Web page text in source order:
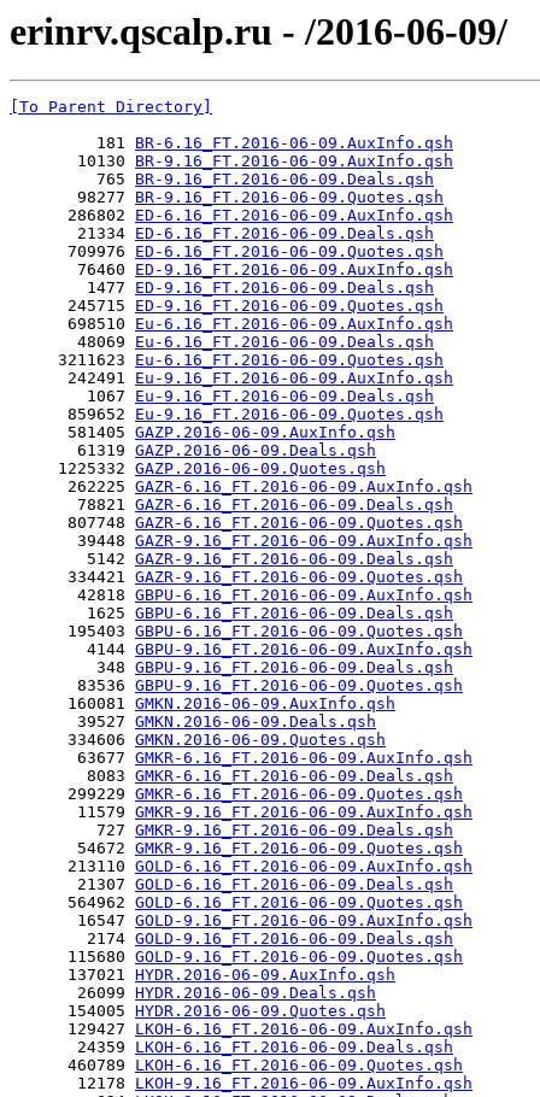
erinrv.qscalp.ru - /2016-06-09/
[To Parent Directory]
         181
BR-6.16_FT.2016-06-09.AuxInfo.qsh
       10130
BR-9.16_FT.2016-06-09.AuxInfo.qsh
         765
BR-9.16_FT.2016-06-09.Deals.qsh
       98277
BR-9.16_FT.2016-06-09.Quotes.qsh
      286802
ED-6.16_FT.2016-06-09.AuxInfo.qsh
       21334
ED-6.16_FT.2016-06-09.Deals.qsh
      709976
ED-6.16_FT.2016-06-09.Quotes.qsh
       76460
ED-9.16_FT.2016-06-09.AuxInfo.qsh
        1477
ED-9.16_FT.2016-06-09.Deals.qsh
      245715
ED-9.16_FT.2016-06-09.Quotes.qsh
      698510
Eu-6.16_FT.2016-06-09.AuxInfo.qsh
       48069
Eu-6.16_FT.2016-06-09.Deals.qsh
     3211623
Eu-6.16_FT.2016-06-09.Quotes.qsh
      242491
Eu-9.16_FT.2016-06-09.AuxInfo.qsh
        1067
Eu-9.16_FT.2016-06-09.Deals.qsh
      859652
Eu-9.16_FT.2016-06-09.Quotes.qsh
      581405
GAZP.2016-06-09.AuxInfo.qsh
       61319
GAZP.2016-06-09.Deals.qsh
     1225332
GAZP.2016-06-09.Quotes.qsh
      262225
GAZR-6.16_FT.2016-06-09.AuxInfo.qsh
       78821
GAZR-6.16_FT.2016-06-09.Deals.qsh
      807748
GAZR-6.16_FT.2016-06-09.Quotes.qsh
       39448
GAZR-9.16_FT.2016-06-09.AuxInfo.qsh
        5142
GAZR-9.16_FT.2016-06-09.Deals.qsh
      334421
GAZR-9.16_FT.2016-06-09.Quotes.qsh
       42818
GBPU-6.16_FT.2016-06-09.AuxInfo.qsh
        1625
GBPU-6.16_FT.2016-06-09.Deals.qsh
      195403
GBPU-6.16_FT.2016-06-09.Quotes.qsh
        4144
GBPU-9.16_FT.2016-06-09.AuxInfo.qsh
         348
GBPU-9.16_FT.2016-06-09.Deals.qsh
       83536
GBPU-9.16_FT.2016-06-09.Quotes.qsh
      160081
GMKN.2016-06-09.AuxInfo.qsh
       39527
GMKN.2016-06-09.Deals.qsh
      334606
GMKN.2016-06-09.Quotes.qsh
       63677
GMKR-6.16_FT.2016-06-09.AuxInfo.qsh
        8083
GMKR-6.16_FT.2016-06-09.Deals.qsh
      299229
GMKR-6.16_FT.2016-06-09.Quotes.qsh
       11579
GMKR-9.16_FT.2016-06-09.AuxInfo.qsh
         727
GMKR-9.16_FT.2016-06-09.Deals.qsh
       54672
GMKR-9.16_FT.2016-06-09.Quotes.qsh
      213110
GOLD-6.16_FT.2016-06-09.AuxInfo.qsh
       21307
GOLD-6.16_FT.2016-06-09.Deals.qsh
      564962
GOLD-6.16_FT.2016-06-09.Quotes.qsh
       16547
GOLD-9.16_FT.2016-06-09.AuxInfo.qsh
        2174
GOLD-9.16_FT.2016-06-09.Deals.qsh
      115680
GOLD-9.16_FT.2016-06-09.Quotes.qsh
      137021
HYDR.2016-06-09.AuxInfo.qsh
       26099
HYDR.2016-06-09.Deals.qsh
      154005
HYDR.2016-06-09.Quotes.qsh
      129427
LKOH-6.16_FT.2016-06-09.AuxInfo.qsh
       24359
LKOH-6.16_FT.2016-06-09.Deals.qsh
      460789
LKOH-6.16_FT.2016-06-09.Quotes.qsh
       12178
LKOH-9.16_FT.2016-06-09.AuxInfo.qsh